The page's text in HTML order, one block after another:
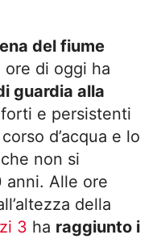
del fiume
di oggi ha
guardia alla
e persistenti
d’acqua e lo
non si
anni. Alle ore
della
3 ha raggiunto i